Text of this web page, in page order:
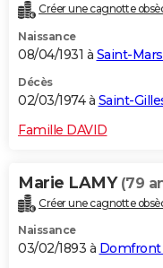
Créer une cagnotte
Naissance
08/04/1931 à Saint-
Décès
02/03/1974 à Saint-
Famille DAVID
Marie LAMY (79
Créer une cagnotte
Naissance
03/02/1893 à Domfront